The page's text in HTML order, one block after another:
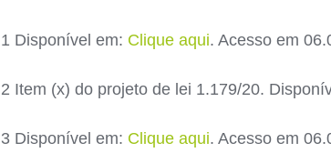
1 Disponível em: Clique aqui. Acesso em
2 Item (x) do projeto de lei 1.179/20.
3 Disponível em: Clique aqui. Acesso em